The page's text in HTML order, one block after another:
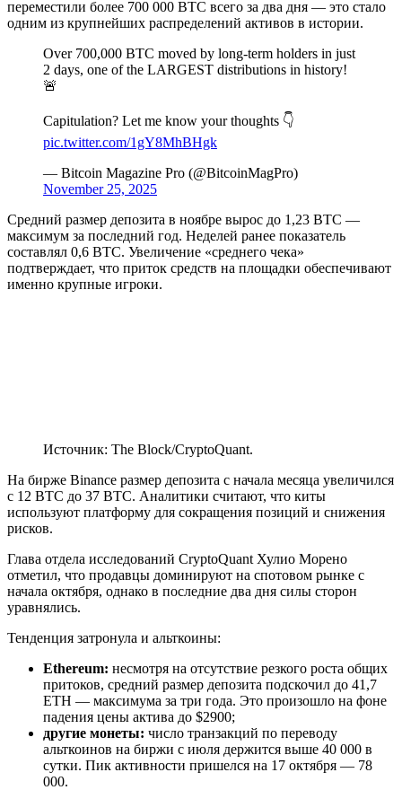
переместили более 700 000 BTC всего за два дня — это стало
одним из крупнейших распределений активов в истории.
Over 700,000 BTC moved by long-term holders in just
2 days, one of the LARGEST distributions in history!
🚨
Capitulation? Let me know your thoughts 👇
pic.twitter.com/1gY8MhBHgk
— Bitcoin Magazine Pro (@BitcoinMagPro)
November 25, 2025
Средний размер депозита в ноябре вырос до 1,23 BTC —
максимум за последний год. Неделей ранее показатель
составлял 0,6 BTC. Увеличение «среднего чека»
подтверждает, что приток средств на площадки обеспечивают
именно крупные игроки.
Источник: The Block/CryptoQuant.
На бирже Binance размер депозита с начала месяца увеличился
с 12 BTC до 37 BTC. Аналитики считают, что киты
используют платформу для сокращения позиций и снижения
рисков.
Глава отдела исследований CryptoQuant Хулио Морено
отметил, что продавцы доминируют на спотовом рынке с
начала октября, однако в последние два дня силы сторон
уравнялись.
Тенденция затронула и альткоины:
Ethereum: несмотря на отсутствие резкого роста общих
притоков, средний размер депозита подскочил до 41,7
ETH — максимума за три года. Это произошло на фоне
падения цены актива до $2900;
другие монеты: число транзакций по переводу
альткоинов на биржи с июля держится выше 40 000 в
сутки. Пик активности пришелся на 17 октября — 78
000.